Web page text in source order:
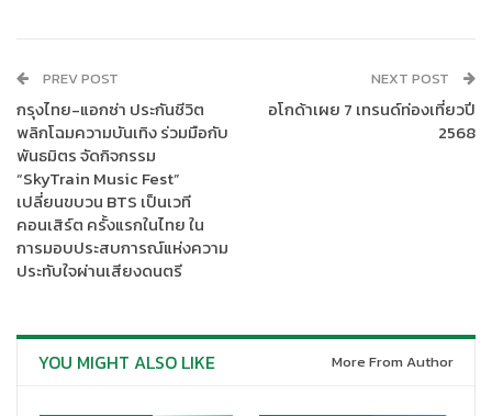
PREV POST
กรุงไทย-แอกซ่า ประกันชีวิต
พลิกโฉมความบันเทิง ร่วมมือกับ
พันธมิตร จัดกิจกรรม
“SkyTrain Music Fest”
เปลี่ยนขบวน BTS เป็นเวที
คอนเสิร์ต ครั้งแรกในไทย ใน
การมอบประสบการณ์แห่งความ
ประทับใจผ่านเสียงดนตรี
NEXT POST
อโกด้าเผย 7 เทรนด์ท่องเที่ยวปี
2568
YOU MIGHT ALSO LIKE More From Author